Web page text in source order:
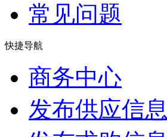
常见问题
快捷导航
商务中心
发布供应信息